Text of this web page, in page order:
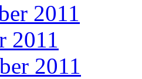
2011
2011
2011